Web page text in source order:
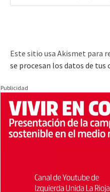
Este sitio usa Akismet para
se procesan los datos de tus
Publicidad